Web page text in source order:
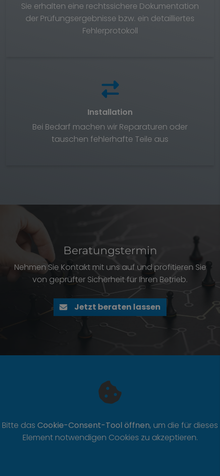
Sie erhalten eine rechtssichere Dokumentation
der Prüfungsergebnisse bzw. ein detailliertes
Fehlerprotokoll
Installation
Bei Bedarf machen wir Reparaturen oder
tauschen fehlerhafte Teile aus
Beratungstermin
Nehmen Sie Kontakt mit uns auf und profitieren Sie
von geprüfter Sicherheit für Ihren Betrieb.
Jetzt beraten lassen
Bitte das Cookie-Consent-Tool öffnen, um die für dieses
Element notwendigen Cookies zu akzeptieren.